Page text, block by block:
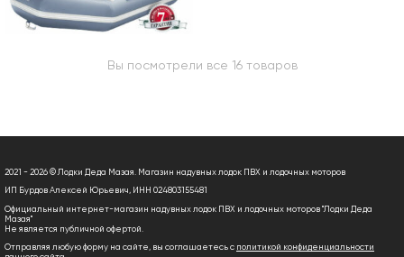
Вы посмотрели все 16 товаров
2021 - 2026 © Лодки Деда Мазая. Магазин надувных лодок ПВХ и лодочных моторов
ИП Бурдов Алексей Юрьевич, ИНН 024803155481
Официальный интернет-магазин надувных лодок ПВХ и лодочных моторов "Лодки Деда
Мазая"
Не является публичной офертой.
Отправляя любую форму на сайте, вы соглашаетесь с политикой конфиденциальности